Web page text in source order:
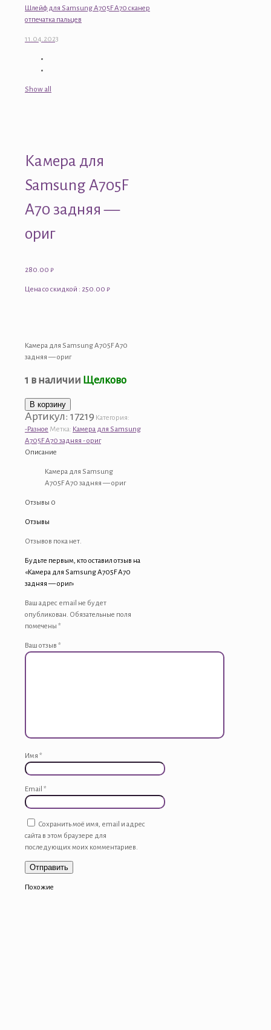
Шлейф для Samsung A705F A70 сканер
отпечатка пальцев
11.04.2023
Show all
Камера для
Samsung A705F
A70 задняя —
ориг
280.00 ₽
Цена со скидкой : 250.00 ₽
Камера для Samsung A705F A70
задняя — ориг
1 в наличии Щелково
Количество
товара
Камера
для
Samsung
задняя
ориг
В корзину
Артикул: 17219 Категория:
-Разное Метка: Камера для Samsung
A705F A70 задняя - ориг
Описание
Камера для Samsung
A705F A70 задняя — ориг
Отзывы 0
Отзывы
Отзывов пока нет.
Будьте первым, кто оставил отзыв на
«Камера для Samsung A705F A70
задняя — ориг»
Ваш адрес email не будет
опубликован. Обязательные поля
помечены *
Ваш отзыв *
Имя *
Email *
Сохранить моё имя, email и адрес
сайта в этом браузере для
последующих моих комментариев.
Похожие